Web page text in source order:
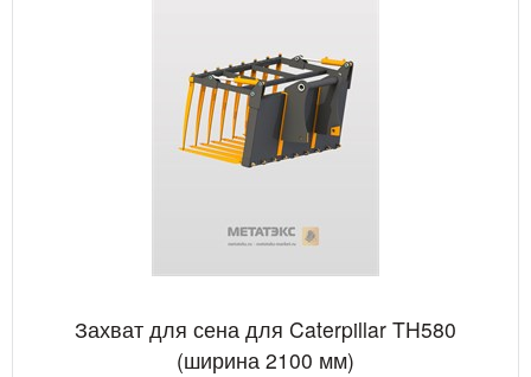
Захват для сена для Caterpillar TH580
(ширина 2100 мм)